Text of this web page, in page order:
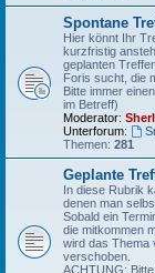
Spontane
Hier könnt Ihr
kurzfristig
geplanten
Foris sucht, die
Bitte immer
im Betreff)
Moderator:
Unterforum:
Themen: 281
Geplante
In diese Rubrik
denen man
Sobald ein
die mitkommen
wird das Thema
verschoben.
ACHTUNG: